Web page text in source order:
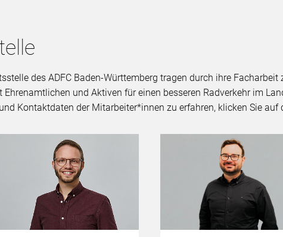
des ADFC Baden-Württemberg tragen durch ihre
und Aktiven für einen besseren Radverkehr im
Kontaktdaten der Mitarbeiter*innen zu erfahren, klicken Sie auf